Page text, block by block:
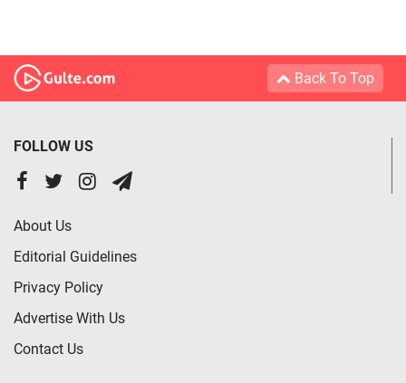
Back To Top
FOLLOW US
About Us
Editorial Guidelines
Privacy Policy
Advertise With Us
Contact Us